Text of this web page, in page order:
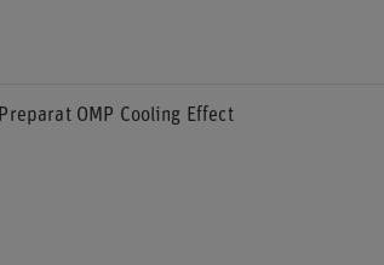
Preparat OMP Cooling Effect